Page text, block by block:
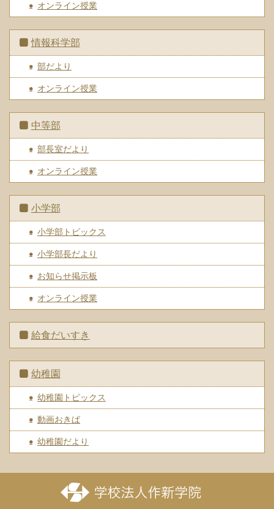
オンライン授業
情報科学部
部だより
オンライン授業
中等部
部長室だより
オンライン授業
小学部
小学部トピックス
小学部長だより
お知らせ掲示板
オンライン授業
給食だいすき
幼稚園
幼稚園トピックス
動画おきば
幼稚園だより